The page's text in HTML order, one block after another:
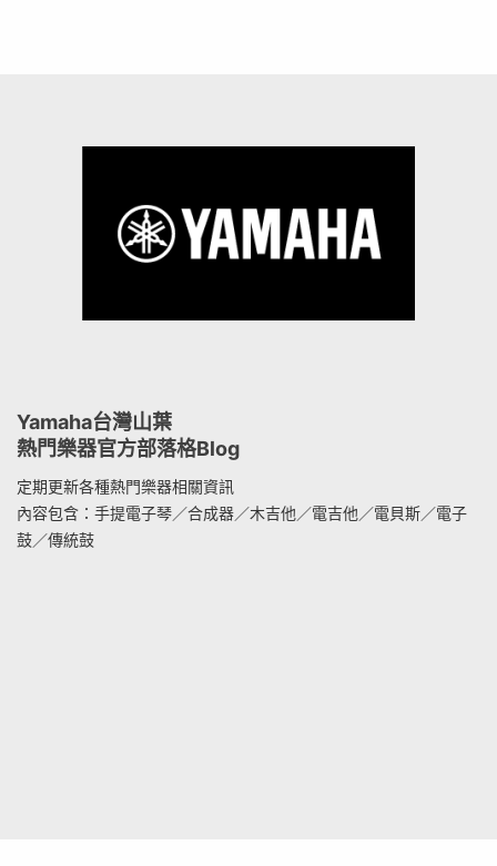
Yamaha台灣山葉
熱門樂器官方部落格Blog
定期更新各種熱門樂器相關資訊
內容包含：手提電子琴／合成器／木吉他／電吉他／電貝斯／電子
鼓／傳統鼓